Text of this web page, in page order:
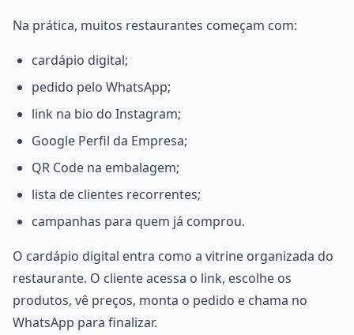
Na prática, muitos restaurantes começam com:
cardápio digital;
pedido pelo WhatsApp;
link na bio do Instagram;
Google Perfil da Empresa;
QR Code na embalagem;
lista de clientes recorrentes;
campanhas para quem já comprou.
O cardápio digital entra como a vitrine organizada do
restaurante. O cliente acessa o link, escolhe os
produtos, vê preços, monta o pedido e chama no
WhatsApp para finalizar.